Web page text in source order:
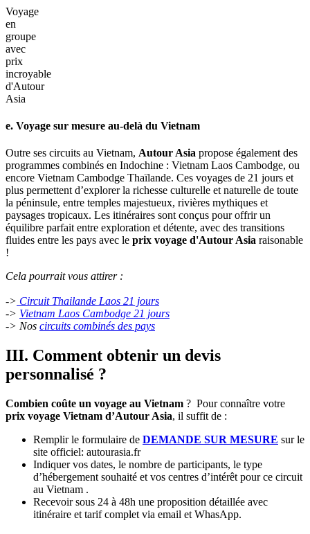
Voyage
en
groupe
avec
prix
d'Autour
e. Voyage sur mesure au-delà du Vietnam
programmes combinés en Indochine : Vietnam Laos Cambodge, ou
encore Vietnam Cambodge Thaïlande. Ces voyages de 21 jours et
plus permettent d’explorer la richesse culturelle et naturelle de toute
paysages tropicaux. Les itinéraires sont conçus pour offrir un
équilibre parfait entre exploration et détente, avec des transitions
Cela pourrait vous attirer :
Circuit Thailande Laos 21 jours
Vietnam Laos Cambodge 21 jours
-> Noscircuits combinés des pays